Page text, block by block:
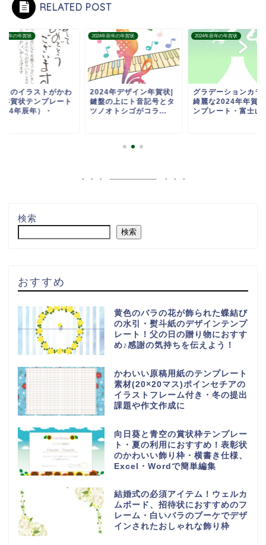
RELATED POST
辰年の年賀状
りのイラストがかわ
年賀状テンプレート
年辰年）・
2024年辰年の年賀状
2024年デザイン年賀状|
鍵盤の上にト音記号とタ
ツノオトシゴがコラ...
2024年辰年の年賀状
グラデーションカラ
綺麗な2024年年賀
ンプレート・富士山
検索
検索
おすすめ
黄色のバラの花が飾られた蝶結び
の水引・熨斗紙のデザインテンプ
レート！父の日の贈り物におすす
め♪感謝の気持ちを伝えよう！
かわいい原稿用紙のテンプレート
素材(20×20マス)ポインセチアの
イラストフレーム付き・冬の提出
課題や作文作成に
向日葵と青空の賞状枠テンプレー
ト・夏の利用におすすめ！表彰状
のかわいい飾り枠・横書き仕様、
Excel・Wordで簡単編集
結婚式の必須アイテム！ウェルカ
ムボード、招待状におすすめのフ
レーム・白いバラのブーケでデザ
インされたおしゃれな飾り枠